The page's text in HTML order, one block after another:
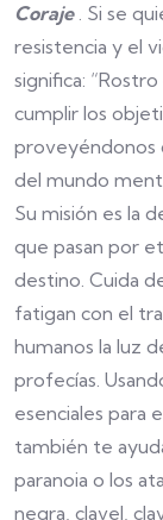
Coraje . Si se
resistencia y el
significa:
cumplir los
proveyéndonos
del mundo
Su misión es la
que pasan por
destino. Cuida
fatigan con el
humanos la luz
profecías.
esenciales para
también te
paranoia o los
negra, clavel,